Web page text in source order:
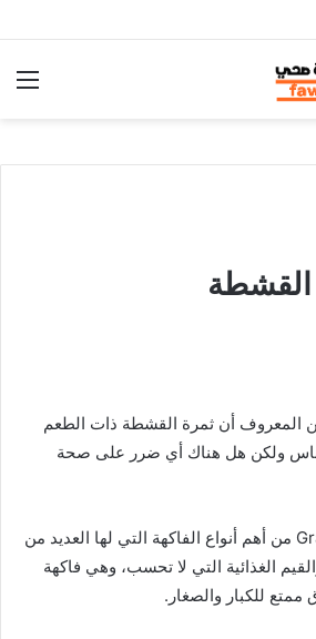
القشطة
المعروف أن ثمرة القشطة ذات الطعم
ولكن هل هناك أي ضرر على صحة
قشطة الفاكهة أو Graviola من أهم أنواع الفاكهة التي لها العديد من
الغذائية التي لا تحسب، وهي فاكهة
ممتع للكبار والصغار.